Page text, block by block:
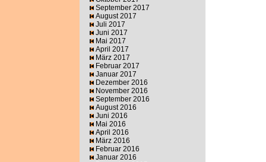
September 2017
August 2017
Juli 2017
Juni 2017
Mai 2017
April 2017
März 2017
Februar 2017
Januar 2017
Dezember 2016
November 2016
September 2016
August 2016
Juni 2016
Mai 2016
April 2016
März 2016
Februar 2016
Januar 2016